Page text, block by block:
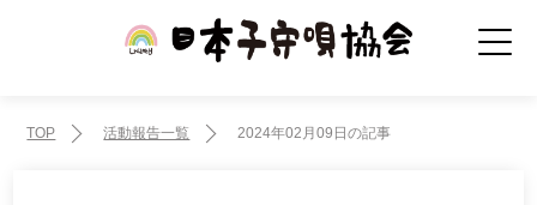
TOP 活動報告一覧 2024年02月09日の記事